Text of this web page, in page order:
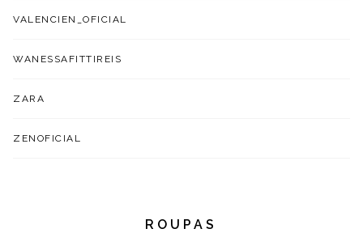
VALENCIEN_OFICIAL
WANESSAFITTIREIS
ZARA
ZENOFICIAL
ROUPAS